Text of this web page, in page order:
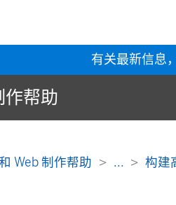
有关最新信息
作帮助
Web 制作帮助 ... 构建